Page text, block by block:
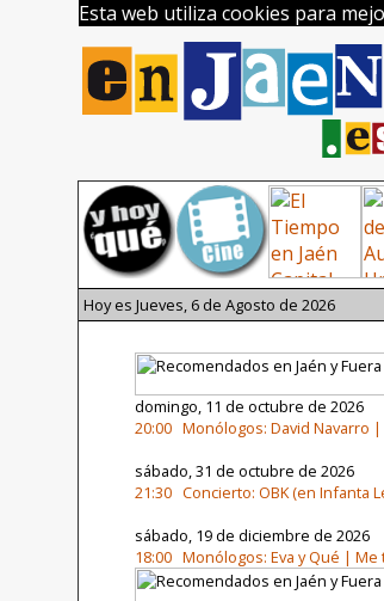
Esta web utiliza cookies para
Hoy es Jueves, 6 de Agosto de 2026
domingo, 11 de octubre de 2026
20:00 Monólogos: David Navarro
sábado, 31 de octubre de 2026
21:30 Concierto: OBK (en Infanta
sábado, 19 de diciembre de 2026
18:00 Monólogos: Eva y Qué |